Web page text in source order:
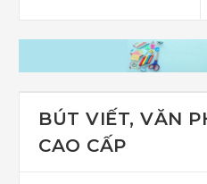
BÚT VIẾT, VĂN
CAO CẤP